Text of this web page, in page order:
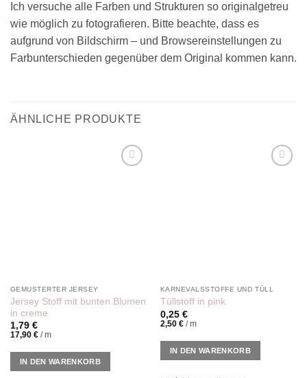
Ich versuche alle Farben und Strukturen so originalgetreu
wie möglich zu fotografieren. Bitte beachte, dass es
aufgrund von Bildschirm – und Browsereinstellungen zu
Farbunterschieden gegenüber dem Original kommen kann.
ÄHNLICHE PRODUKTE
GEMUSTERTER JERSEY
Jersey Stoff mit bunten Blumen
in creme
1,79 €
17,90 €/m
IN DEN WARENKORB
KARNEVALSSTOFFE UND TÜLL
Tüllstoff in pink
0,25 €
2,50 €/m
IN DEN WARENKORB